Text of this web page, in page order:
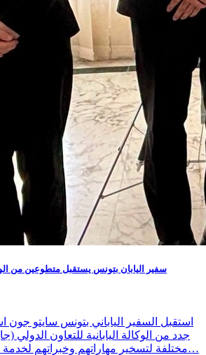
سفير اليابان بتونس يستقبل متطوعين من
استقبل السفير الياباني بتونس سايتو جون
جدد من الوكالة اليابانية للتعاون الدولي
مختلفة لتسخير مهاراتهم وخبراتهم لخدمة المجتمعات المحلية في…